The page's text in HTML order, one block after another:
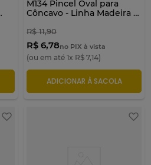
M134 Pincel Oval para
Côncavo - Linha Madeira -
R$ 11,90
R$ 6,78no PIX à vista
(ou em até 1x R$ 7,14)
ADICIONAR À SACOLA